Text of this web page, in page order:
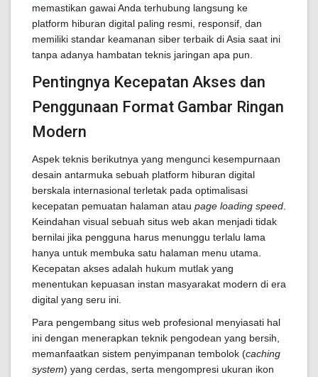
memastikan gawai Anda terhubung langsung ke
platform hiburan digital paling resmi, responsif, dan
memiliki standar keamanan siber terbaik di Asia saat ini
tanpa adanya hambatan teknis jaringan apa pun.
Pentingnya Kecepatan Akses dan
Penggunaan Format Gambar Ringan
Modern
Aspek teknis berikutnya yang mengunci kesempurnaan
desain antarmuka sebuah platform hiburan digital
berskala internasional terletak pada optimalisasi
kecepatan pemuatan halaman atau page loading speed
Keindahan visual sebuah situs web akan menjadi tidak
bernilai jika pengguna harus menunggu terlalu lama
hanya untuk membuka satu halaman menu utama.
Kecepatan akses adalah hukum mutlak yang
menentukan kepuasan instan masyarakat modern di era
digital yang seru ini.
Para pengembang situs web profesional menyiasati hal
ini dengan menerapkan teknik pengodean yang bersih,
memanfaatkan sistem penyimpanan tembolok (caching
system) yang cerdas, serta mengompresi ukuran ikon